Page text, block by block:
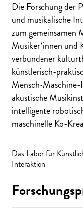
Die Forschung der
und musikalische
zum gemeinsamen
Musiker*innen und
verbundener
künstlerisch-
Mensch-Maschine-
akustische
intelligente
maschinelle Ko-
Das Labor für
Interaktion